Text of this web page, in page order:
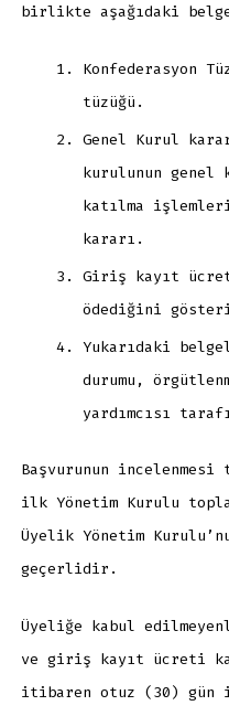
birlikte aşağıdaki
Konfederasyon
tüzüğü.
Genel Kurul
kurulunun genel
katılma
kararı.
Giriş kayıt
ödediğini
Yukarıdaki
durumu,
yardımcısı
Başvurunun incelenmesi
ilk Yönetim Kurulu
Üyelik Yönetim
geçerlidir.
Üyeliğe kabul
ve giriş kayıt ücreti
itibaren otuz (30)